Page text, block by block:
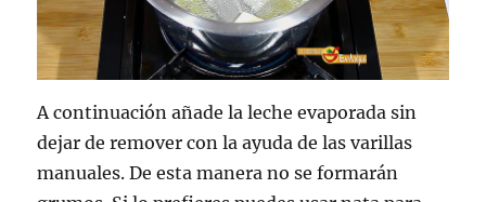
A continuación añade la leche evaporada sin
dejar de remover con la ayuda de las varillas
manuales. De esta manera no se formarán